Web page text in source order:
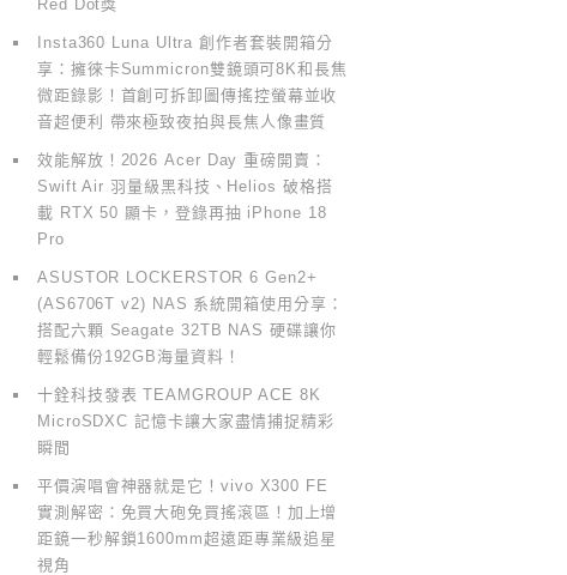
Red Dot獎
Insta360 Luna Ultra 創作者套裝開箱分
享：擁徠卡Summicron雙鏡頭可8K和長焦
微距錄影！首創可拆卸圖傳搖控螢幕並收
音超便利 帶來極致夜拍與長焦人像畫質
效能解放！2026 Acer Day 重磅開賣：
Swift Air 羽量級黑科技、Helios 破格搭
載 RTX 50 顯卡，登錄再抽 iPhone 18
Pro
ASUSTOR LOCKERSTOR 6 Gen2+
(AS6706T v2) NAS 系統開箱使用分享：
搭配六顆 Seagate 32TB NAS 硬碟讓你
輕鬆備份192GB海量資料！
十銓科技發表 TEAMGROUP ACE 8K
MicroSDXC 記憶卡讓大家盡情捕捉精彩
瞬間
平價演唱會神器就是它！vivo X300 FE
實測解密：免買大砲免買搖滾區！加上增
距鏡一秒解鎖1600mm超遠距專業級追星
視角